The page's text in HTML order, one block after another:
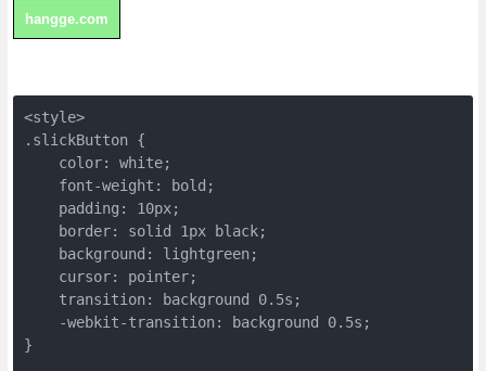
hangge.com
<style>
.slickButton {
    color: white;
    font-weight: bold;
    padding: 10px;
    border: solid 1px black;
    background: lightgreen;
    cursor: pointer;
    transition: background 0.5s;
    -webkit-transition: background 0.5s;
}